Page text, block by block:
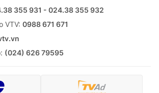
355 931 - 024.38 355 932
VTV: 0988 671 671
(024) 626 79595